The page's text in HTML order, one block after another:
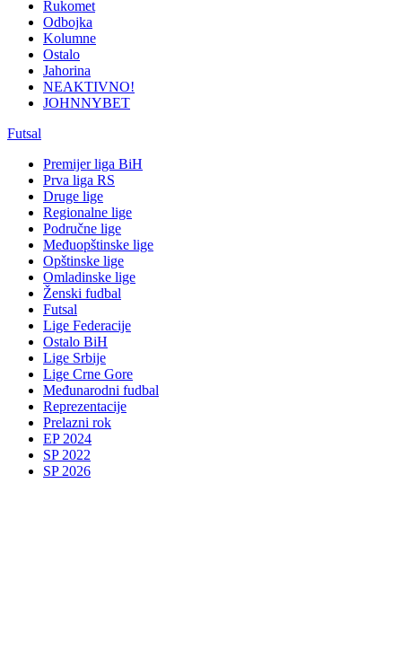
Rukomet
Odbojka
Kolumne
Ostalo
Jahorina
NEAKTIVNO!
JOHNNYBET
Futsal
Premijer liga BiH
Prva liga RS
Druge lige
Regionalne lige
Područne lige
Međuopštinske lige
Opštinske lige
Omladinske lige
Ženski fudbal
Futsal
Lige Federacije
Ostalo BiH
Lige Srbije
Lige Crne Gore
Međunarodni fudbal
Reprezentacije
Prelazni rok
EP 2024
SP 2022
SP 2026